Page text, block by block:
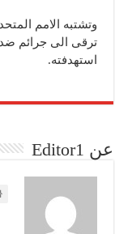
وتشتبه الامم
ترقى الى جرائم ضد
استهدفته.
عن Editor1